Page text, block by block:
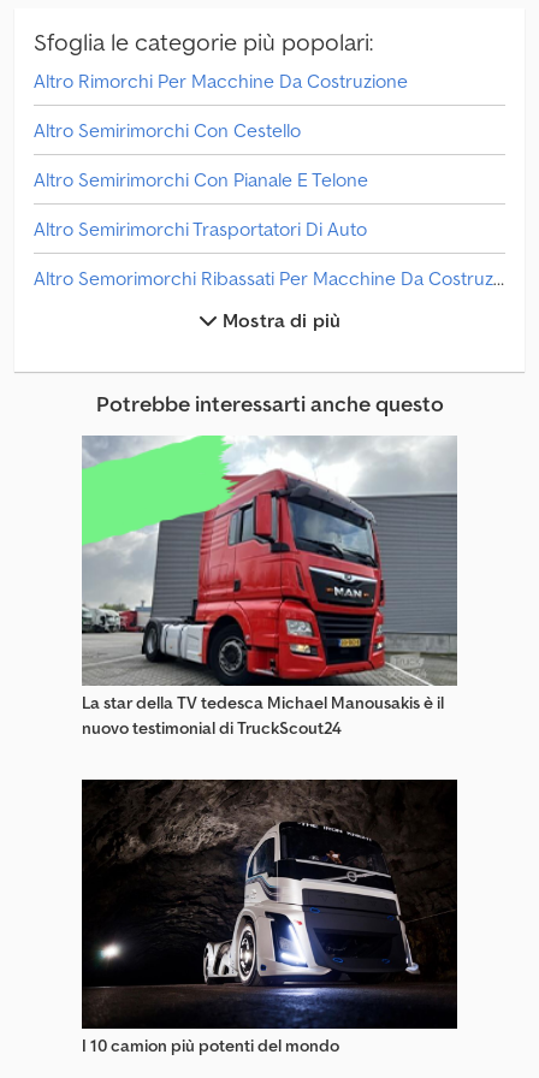
differenti vi preghiamo di contattarci. In caso di dubbi
contattateci telefonicamente per verificare la fattura e/o il
pagamento. Dati bancari: Rabobank Laan van Limburg 2 4701BP
Roosendaal IBAN: NL 89 RABO EORI/IVA/TASSA: NL857401B(01)
BIC/SWIFT: RABONL2U
Sfoglia le categorie più popolari:
Altro Rimorchi Per Macchine Da Costruzione
Altro Semirimorchi Con Cestello
Altro Semirimorchi Con Pianale E Telone
Altro Semirimorchi Trasportatori Di Auto
Altro Semorimorchi Ribassati Per Macchine Da Costruzione
Altro Telai Semirimorchio
Rimorchi Con Pianale E Telone
Rimorchi Per Cavalli
Rimorchi Per Macchine Da Costruzione
Rimorchi Ribassati Per Macchine Da Costruzione
Rimorchi Trasporto Auto
Seminatrice Di Precisione
Semirimorchi A Nastro
Semirimorchi Con Cestello
Semirimorchi Per Container Intercambiabili
Semirimorchi Pianali (Aperti)
Semirimorchi Speciali
Semirimorchi Trasportatori Di Auto
Mostra di più
Potrebbe interessarti anche questo
La star della TV tedesca Michael Manousakis è il
nuovo testimonial di TruckScout24
I 10 camion più potenti del mondo